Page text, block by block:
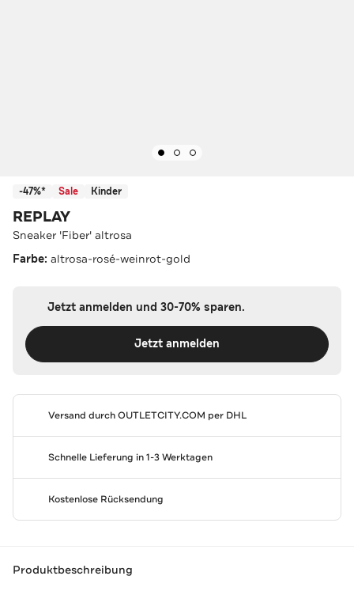
-47%* Sale Kinder
REPLAY
Sneaker 'Fiber' altrosa
Farbe: altrosa-rosé-weinrot-gold
Jetzt anmelden und 30-70% sparen.
Jetzt anmelden
Versand durchOUTLETCITY.COM per DHL
Schnelle Lieferung in 1-3 Werktagen
Kostenlose Rücksendung
Produktbeschreibung